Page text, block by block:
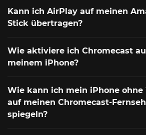
Kann ich AirPlay auf meinen
Stick übertragen?
Wie aktiviere ich Chromecast
meinem iPhone?
Wie kann ich mein iPhone ohne
auf meinen Chromecast-
spiegeln?